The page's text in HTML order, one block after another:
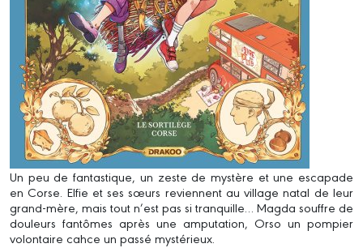
Un peu de fantastique, un zeste de mystère et une escapade
en Corse. Elfie et ses sœurs reviennent au village natal de leur
grand-mère, mais tout n’est pas si tranquille… Magda souffre de
douleurs fantômes après une amputation, Orso un pompier
volontaire cahce un passé mystérieux.